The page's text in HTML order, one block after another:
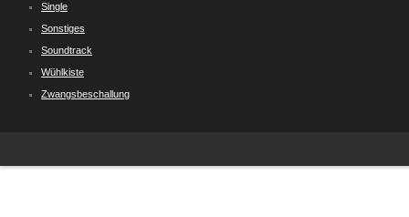
Single
Sonstiges
Soundtrack
Wühlkiste
Zwangsbeschallung